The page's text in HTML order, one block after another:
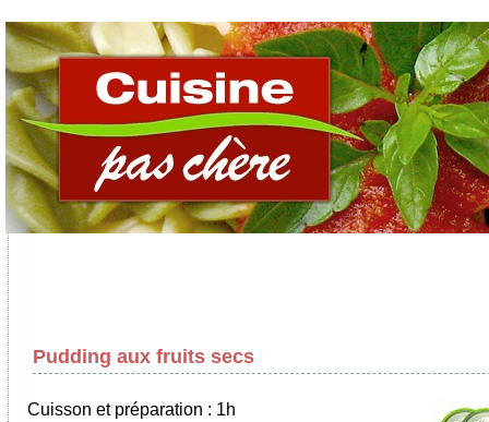
Pudding aux fruits secs
Cuisson et préparation : 1h